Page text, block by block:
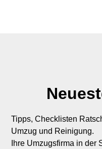
Tipps, Checklisten
Umzug und Reinigung.
Ihre Umzugsfirma in der